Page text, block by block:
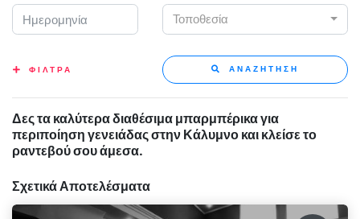
Τοποθεσία
ΦΙΛΤΡΑ ΑΝΑΖΗΤΗΣΗ
Δες τα καλύτερα διαθέσιμα μπαρμπέρικα για
περιποίηση γενειάδας στην Κάλυμνο και κλείσε το
ραντεβού σου άμεσα.
Σχετικά Αποτελέσματα